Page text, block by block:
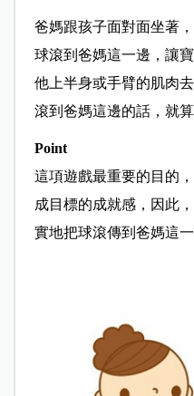
爸媽跟孩子面對面坐著
球滾到爸媽這一邊，讓
他上半身或手臂的肌肉
滾到爸媽這邊的話，就算
Point
這項遊戲最重要的目的
成目標的成就感，因此
實地把球滾傳到爸媽這一